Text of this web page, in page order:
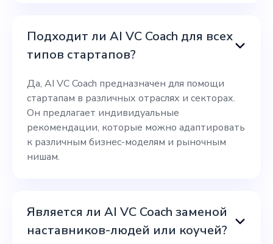
Подходит ли AI VC Coach для всех
типов стартапов?
Да, AI VC Coach предназначен для помощи
стартапам в различных отраслях и секторах.
Он предлагает индивидуальные
рекомендации, которые можно адаптировать
к различным бизнес-моделям и рыночным
нишам.
Является ли AI VC Coach заменой
наставников-людей или коучей?